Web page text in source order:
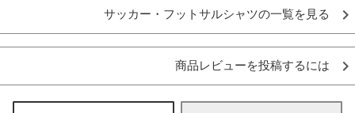
サッカー・フットサルシャツの一覧を見る
商品レビューを投稿するには